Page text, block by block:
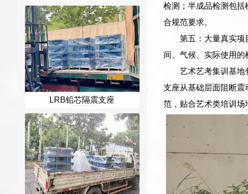
LRB铅芯隔震支座
检测；半成品检测包
合规范要求。
第五：大量真实
间、气候、实际使用的
艺术艺考集训基地
支座从基础层面阻断
范，贴合艺术类培训场